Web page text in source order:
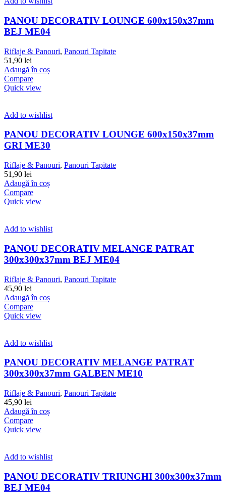
PANOU DECORATIV LOUNGE 600x150x37mm
BEJ ME04
Riflaje & Panouri, Panouri Tapitate
51,90 lei
Adaugă în coș
Compare
Quick view
Add to wishlist
PANOU DECORATIV LOUNGE 600x150x37mm
GRI ME30
Riflaje & Panouri, Panouri Tapitate
51,90 lei
Adaugă în coș
Compare
Quick view
Add to wishlist
PANOU DECORATIV MELANGE PATRAT
300x300x37mm BEJ ME04
Riflaje & Panouri, Panouri Tapitate
45,90 lei
Adaugă în coș
Compare
Quick view
Add to wishlist
PANOU DECORATIV MELANGE PATRAT
300x300x37mm GALBEN ME10
Riflaje & Panouri, Panouri Tapitate
45,90 lei
Adaugă în coș
Compare
Quick view
Add to wishlist
PANOU DECORATIV TRIUNGHI 300x300x37mm
BEJ ME04